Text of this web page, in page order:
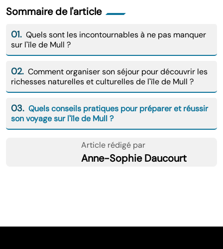
Sommaire de l'article
01. Quels sont les incontournables à ne pas manquer
sur l'île de Mull ?
02. Comment organiser son séjour pour découvrir les
richesses naturelles et culturelles de l'île de Mull ?
03. Quels conseils pratiques pour préparer et réussir
son voyage sur l'île de Mull ?
Article rédigé par
Anne-Sophie Daucourt